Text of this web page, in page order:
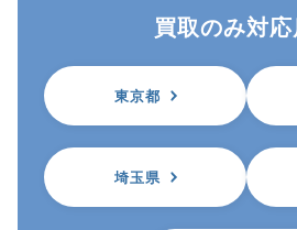
買取のみ対
東京都
埼玉県